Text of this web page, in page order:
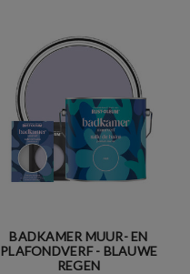
BADKAMER MUUR- EN
PLAFONDVERF - BLAUWE
REGEN